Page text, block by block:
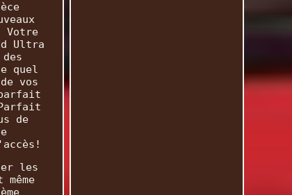
Votre
Ultra
quel
vos
de
les